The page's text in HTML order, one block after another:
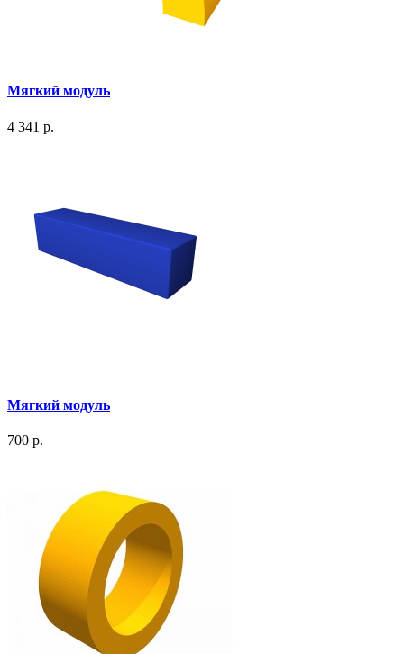
Мягкий модуль
4 341 р.
Мягкий модуль
700 р.